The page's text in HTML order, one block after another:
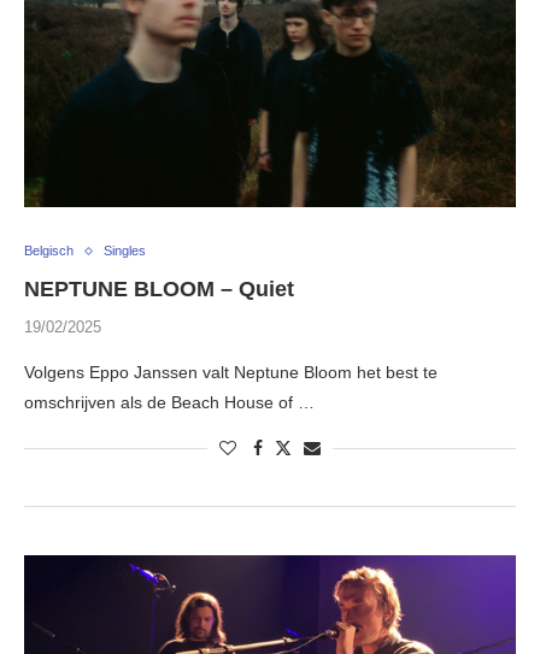
Belgisch Singles
NEPTUNE BLOOM – Quiet
19/02/2025
Volgens Eppo Janssen valt Neptune Bloom het best te
omschrijven als de Beach House of …